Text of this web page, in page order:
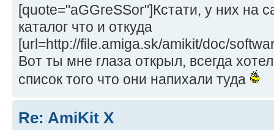
[quote="aGGreSSor"]Кстати, у них на
каталог что и откуда
[url=http://file.amiga.sk/amikit/doc/
Вот ты мне глаза открыл, всегда
список того что они напихали туда
Re: AmiKit X